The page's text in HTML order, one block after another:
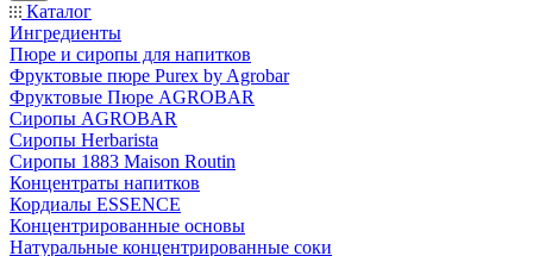
Каталог
Ингредиенты
Пюре и сиропы для напитков
Фруктовые пюре Purex by Agrobar
Фруктовые Пюре AGROBAR
Сиропы AGROBAR
Сиропы Herbarista
Сиропы 1883 Maison Routin
Концентраты напитков
Кордиалы ESSENCE
Концентрированные основы
Натуральные концентрированные соки